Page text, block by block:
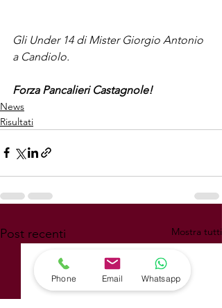
Gli Under 14 di Mister Giorgio Antonio
a Candiolo.
Forza Pancalieri Castagnole!
News
Risultati
Post recenti Mostra tutti
Phone Email Whatsapp